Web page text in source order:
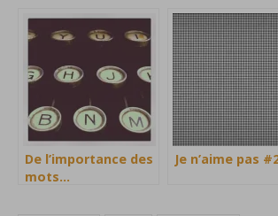
De l’importance des
mots…
Je n’aime pas